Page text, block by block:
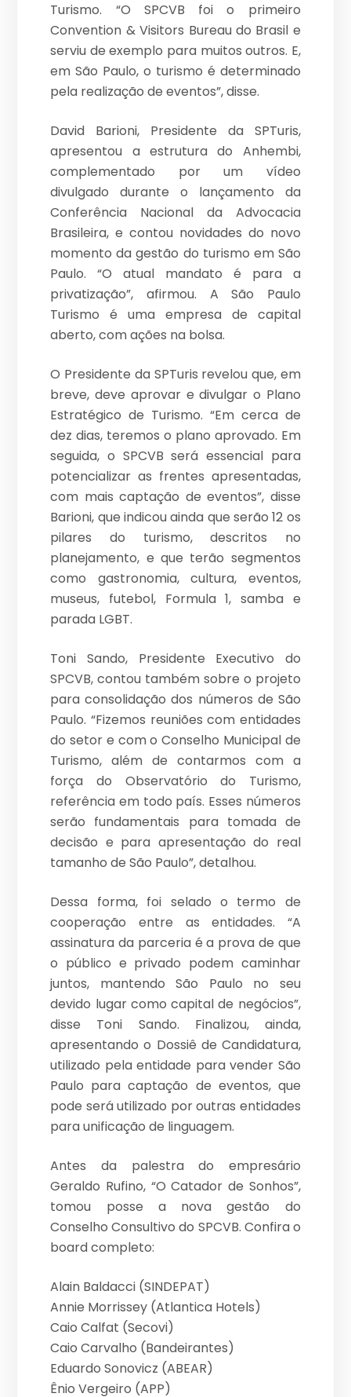
Turismo. “O SPCVB foi o primeiro
Convention & Visitors Bureau do Brasil e
serviu de exemplo para muitos outros. E,
em São Paulo, o turismo é determinado
pela realização de eventos”, disse.
David Barioni, Presidente da SPTuris,
apresentou a estrutura do Anhembi,
complementado por um vídeo
divulgado durante o lançamento da
Conferência Nacional da Advocacia
Brasileira, e contou novidades do novo
momento da gestão do turismo em São
Paulo. “O atual mandato é para a
privatização”, afirmou. A São Paulo
Turismo é uma empresa de capital
aberto, com ações na bolsa.
O Presidente da SPTuris revelou que, em
breve, deve aprovar e divulgar o Plano
Estratégico de Turismo. “Em cerca de
dez dias, teremos o plano aprovado. Em
seguida, o SPCVB será essencial para
potencializar as frentes apresentadas,
com mais captação de eventos”, disse
Barioni, que indicou ainda que serão 12 os
pilares do turismo, descritos no
planejamento, e que terão segmentos
como gastronomia, cultura, eventos,
museus, futebol, Formula 1, samba e
parada LGBT.
Toni Sando, Presidente Executivo do
SPCVB, contou também sobre o projeto
para consolidação dos números de São
Paulo. “Fizemos reuniões com entidades
do setor e com o Conselho Municipal de
Turismo, além de contarmos com a
força do Observatório do Turismo,
referência em todo país. Esses números
serão fundamentais para tomada de
decisão e para apresentação do real
tamanho de São Paulo”, detalhou.
Dessa forma, foi selado o termo de
cooperação entre as entidades. “A
assinatura da parceria é a prova de que
o público e privado podem caminhar
juntos, mantendo São Paulo no seu
devido lugar como capital de negócios”,
disse Toni Sando. Finalizou, ainda,
apresentando o Dossiê de Candidatura,
utilizado pela entidade para vender São
Paulo para captação de eventos, que
pode será utilizado por outras entidades
para unificação de linguagem.
Antes da palestra do empresário
Geraldo Rufino, “O Catador de Sonhos”,
tomou posse a nova gestão do
Conselho Consultivo do SPCVB. Confira o
board completo:
Alain Baldacci (SINDEPAT)
Annie Morrissey (Atlantica Hotels)
Caio Calfat (Secovi)
Caio Carvalho (Bandeirantes)
Eduardo Sonovicz (ABEAR)
Ênio Vergeiro (APP)